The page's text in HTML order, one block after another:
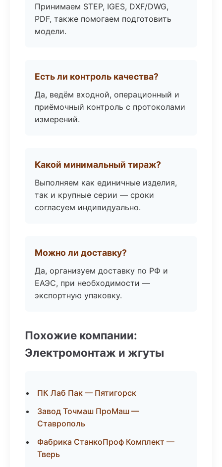
Принимаем STEP, IGES, DXF/DWG,
PDF, также помогаем подготовить
модели.
Есть ли контроль качества?
Да, ведём входной, операционный и
приёмочный контроль с протоколами
измерений.
Какой минимальный тираж?
Выполняем как единичные изделия,
так и крупные серии — сроки
согласуем индивидуально.
Можно ли доставку?
Да, организуем доставку по РФ и
ЕАЭС, при необходимости —
экспортную упаковку.
Похожие компании:
Электромонтаж и жгуты
ПК Лаб Пак — Пятигорск
Завод Точмаш ПроМаш —
Ставрополь
Фабрика СтанкоПроф Комплект —
Тверь